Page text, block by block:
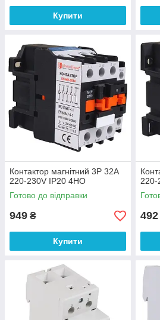
Купити
Контактор магнітний 3P 32A
220-230V IP20 4НО
Готово до відправки
949 ₴
Купити
492